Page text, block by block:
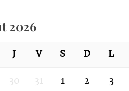
2026
J V S D L
30 31 1 2 3